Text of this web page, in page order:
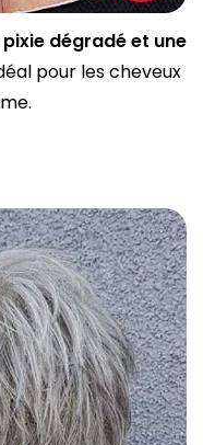
pixie dégradé et une
pour les cheveux